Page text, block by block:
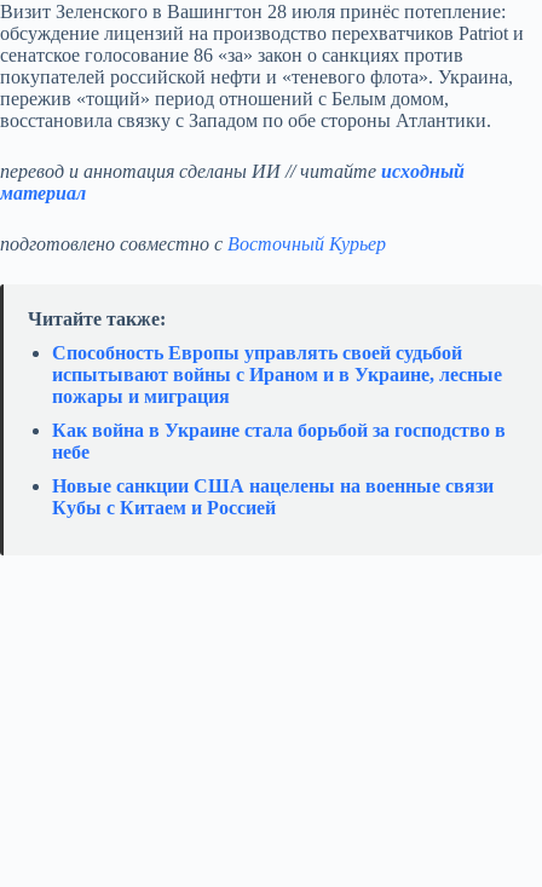
Визит Зеленского в Вашингтон 28 июля принёс потепление:
обсуждение лицензий на производство перехватчиков Patriot и
сенатское голосование 86 «за» закон о санкциях против
покупателей российской нефти и «теневого флота». Украина,
пережив «тощий» период отношений с Белым домом,
восстановила связку с Западом по обе стороны Атлантики.
перевод и аннотация сделаны ИИ // читайте исходный
материал
подготовлено совместно с Восточный Курьер
Читайте также:
Способность Европы управлять своей судьбой
испытывают войны с Ираном и в Украине, лесные
пожары и миграция
Как война в Украине стала борьбой за господство в
небе
Новые санкции США нацелены на военные связи
Кубы с Китаем и Россией